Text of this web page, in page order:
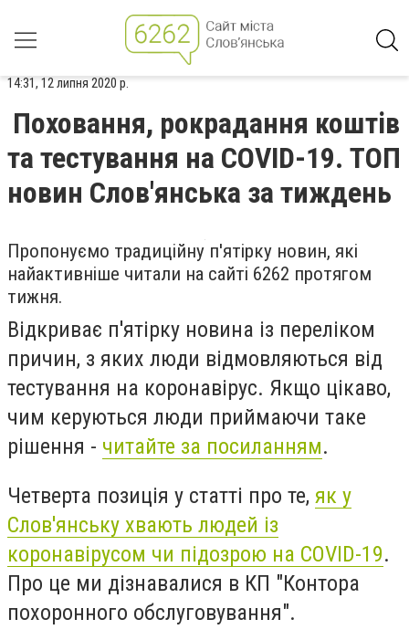
14:31, 12 липня 2020 р.
Поховання, рокрадання коштів
та тестування на COVID-19. ТОП
новин Слов'янська за тиждень
Пропонуємо традиційну п'ятірку новин, які
найактивніше читали на сайті 6262 протягом
тижня.
Відкриває п'ятірку новина із переліком
причин, з яких люди відмовляються від
тестування на коронавірус. Якщо цікаво,
чим керуються люди приймаючи таке
рішення - читайте за посиланням.
Четверта позиція у статті про те, як у
Слов'янську хвають людей із
коронавірусом чи підозрою на COVID-19.
Про це ми дізнавалися в КП "Контора
похоронного обслуговування".